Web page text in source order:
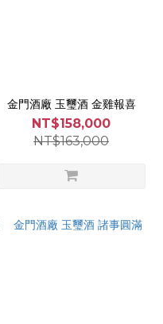
金門酒廠 玉璽酒 金雞報喜
NT$158,000
NT$163,000